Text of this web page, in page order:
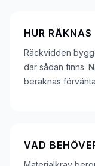
HUR
Räckvidden
där sådan finns.
beräknas
VAD